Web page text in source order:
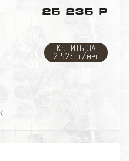
поставки НЕ
25 235 Р
КУПИТЬ ЗА
2 523 р./мес